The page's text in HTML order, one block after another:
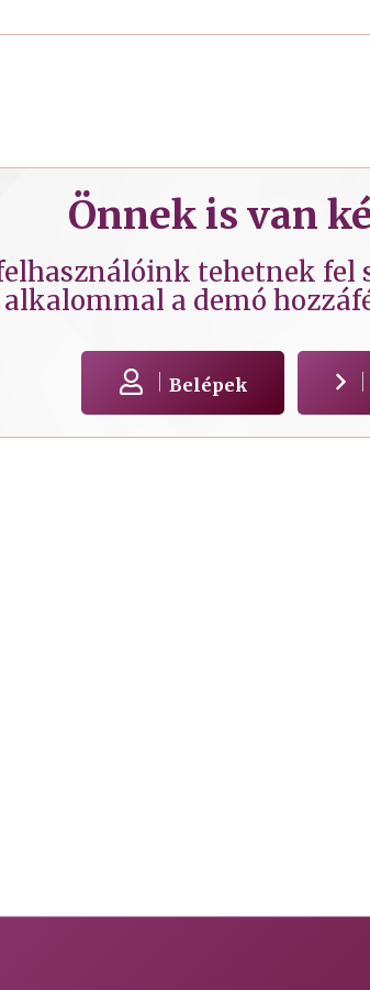
Önnek is van
tehetnek
alkalommal a demó
Belépek